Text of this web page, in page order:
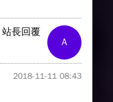
A
站長回覆
2018-11-11 08:43